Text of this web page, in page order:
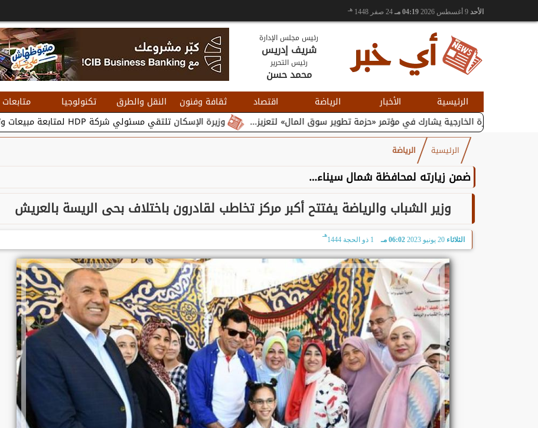
الأحد 04:19 مـ 24 صفر 1448 هـ
رئيس مجلس الإدارة
شريف إدريس
رئيس التحرير
محمد حسن
الرئيسية الأخبار الرياضة اقتصاد ثقافة وفنون النقل والطرق تكنولوجيا متابعات
وزيرة الإسكان تلتقي مسئولي شركة HDP لمتابعة مبيعات وتسويق مشروعات المدن الجديدة... الخارجية يشارك في مؤتمر «حزمة تطوير سوق المال» لتعزيز...
الرئيسية الرياضة
ضمن زيارته لمحافظة شمال سيناء…
وزير الشباب والرياضة يفتتح أكبر مركز تخاطب لقادرون باختلاف بحى الريسة بالعريش
الثلاثاء 20 يونيو 2023 06:02 مـ 1 ذو الحجة 1444
هـ